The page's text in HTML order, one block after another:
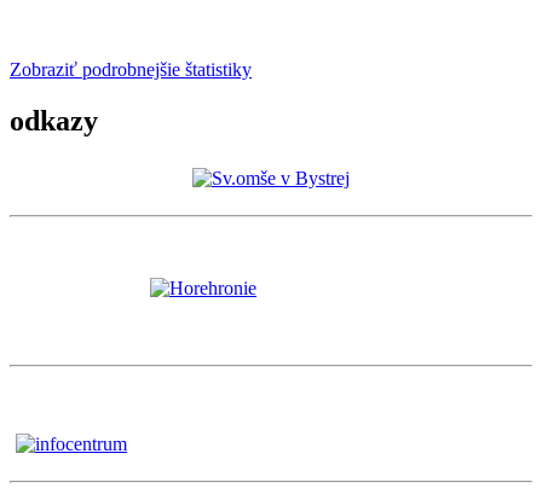
Zobraziť podrobnejšie štatistiky
odkazy